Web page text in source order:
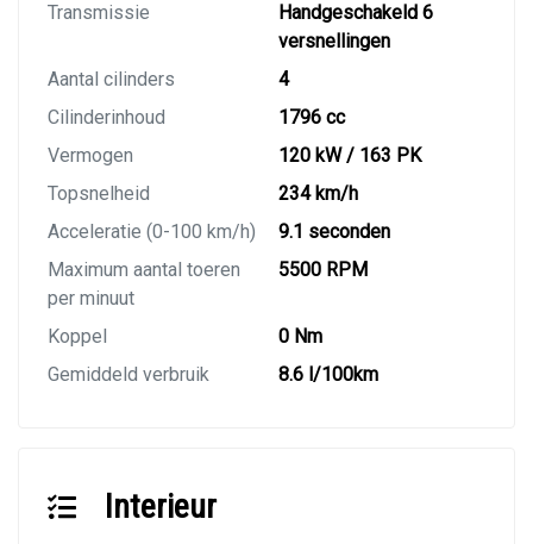
Transmissie
Handgeschakeld 6
versnellingen
Aantal cilinders
4
Cilinderinhoud
1796 cc
Vermogen
120 kW / 163 PK
Topsnelheid
234 km/h
Acceleratie (0-100 km/h)
9.1 seconden
Maximum aantal toeren
per minuut
5500 RPM
Koppel
0 Nm
Gemiddeld verbruik
8.6 l/100km
Interieur